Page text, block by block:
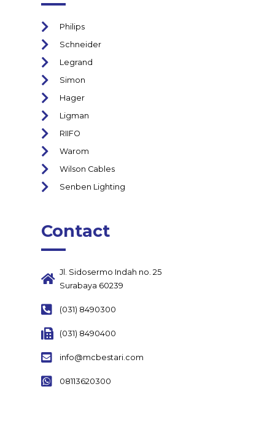
Philips
Schneider
Legrand
Simon
Hager
Ligman
RIIFO
Warom
Wilson Cables
Senben Lighting
Contact
Jl. Sidosermo Indah no. 25
Surabaya 60239
(031) 8490300
(031) 8490400
info@mcbestari.com
08113620300